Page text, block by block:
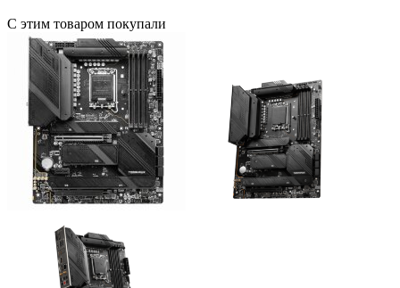
С этим товаром покупали